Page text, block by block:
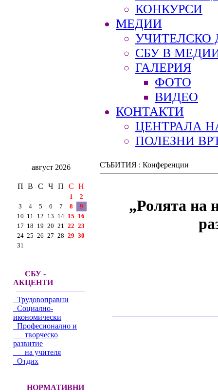
КОНКУРСИ
МЕДИИ
УЧИТЕЛСКО
СБУ В
ГАЛЕРИЯ
ФОТО
ВИДЕО
КОНТАКТИ
ЦЕНТРАЛА
ПОЛЕЗНИ
август 2026
П В С Ч П С Н
1
2
3
4 5 6 7 8
9
10 11 12 13 14 15 16
17 18 19 20 21 22 23
24 25 26 27 28 29 30
31
СБУ -
АКЦЕНТИ
Трудовоправни
Социално-
икономически
Професионално и
творческо
развитие
на учителя
Отдих
НОРМАТИВНИ
СЪБИТИЯ : Конференции
„Ролята на